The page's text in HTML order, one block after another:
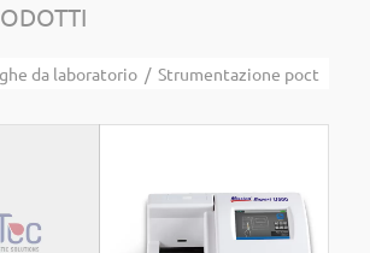
da laboratorio / Strumentazione poct